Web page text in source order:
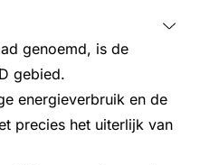
genoemd, is de
gebied.
energieverbruik en de
precies het uiterlijk van